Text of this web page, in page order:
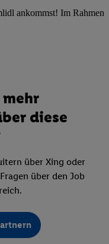
ankommst! Im Rahmen
diese
über Xing oder
über den Job